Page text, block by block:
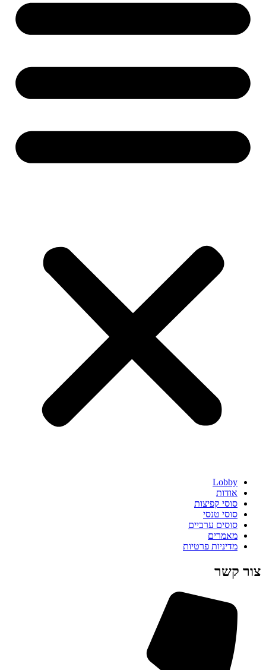
Lobby
אודות
סוסי קפיצות
סוסי טנסי
סוסים ערביים
מאמרים
מדיניות פרטיות
צור קשר